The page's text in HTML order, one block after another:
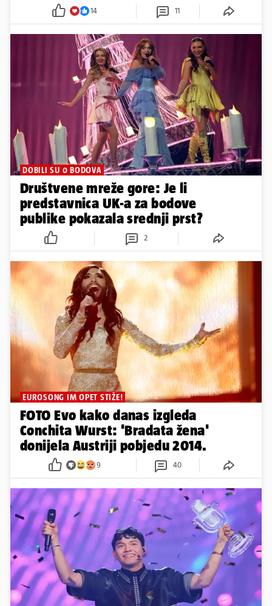
14 11
DOBILI SU 0 BODOVA
Društvene mreže gore: Je li
predstavnica UK-a za bodove
publike pokazala srednji prst?
2
EUROSONG IM OPET STIŽE!
FOTO Evo kako danas izgleda
Conchita Wurst: 'Bradata žena'
donijela Austriji pobjedu 2014.
9 40